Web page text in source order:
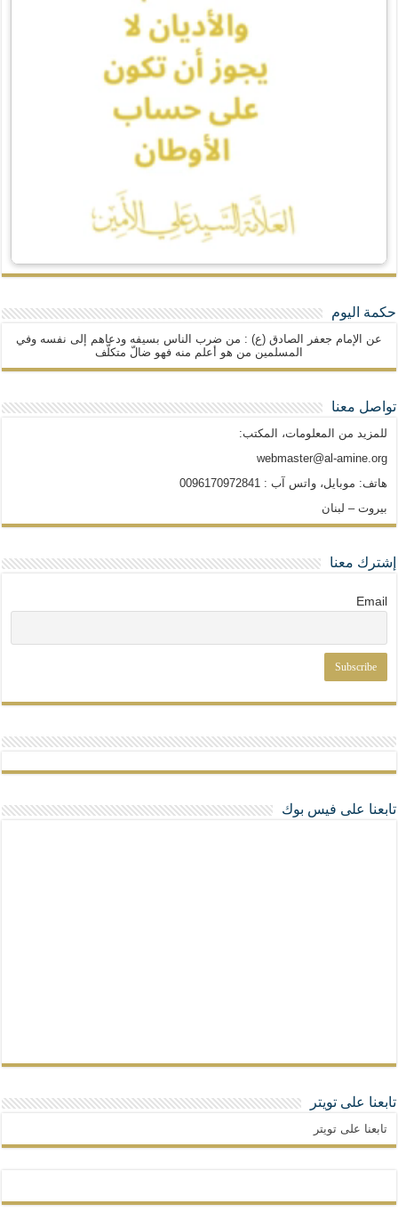
حكمة اليوم
عن الإمام جعفر الصادق (ع) : من ضرب الناس بسيفه ودعاهم إلى نفسه وفي
المسلمين من هو أعلم منه فهو ضالّ متكلّف
تواصل معنا
للمزيد من المعلومات، المكتب:
webmaster@al-amine.org
هاتف: موبايل، واتس آب : 0096170972841
بيروت – لبنان
إشترك معنا
Email
تابعنا على فيس بوك
تابعنا على تويتر
تابعنا على تويتر